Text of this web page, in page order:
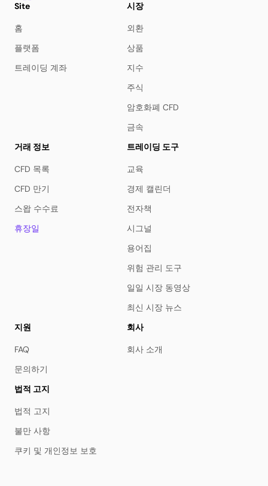
Site
홈
플랫폼
트레이딩 계좌
시장
외환
상품
지수
주식
암호화폐 CFD
금속
거래 정보
CFD 목록
CFD 만기
스왑 수수료
휴장일
트레이딩 도구
교육
경제 캘린더
전자책
시그널
용어집
위험 관리 도구
일일 시장 동영상
최신 시장 뉴스
지원
FAQ
문의하기
회사
회사 소개
법적 고지
법적 고지
불만 사항
쿠키 및 개인정보 보호